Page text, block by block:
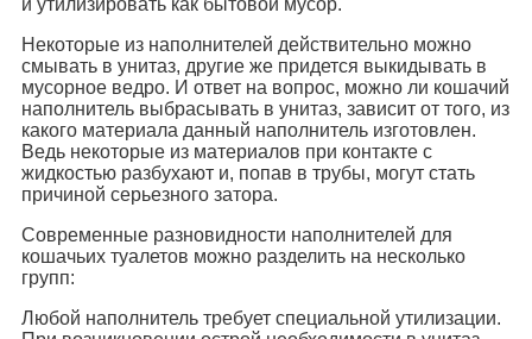
Некоторые из наполнителей действительно можно
смывать в унитаз, другие же придется выкидывать в
мусорное ведро. И ответ на вопрос, можно ли кошачий
наполнитель выбрасывать в унитаз, зависит от того, из
какого материала данный наполнитель изготовлен.
Ведь некоторые из материалов при контакте с
жидкостью разбухают и, попав в трубы, могут стать
причиной серьезного затора.
Современные разновидности наполнителей для
кошачьих туалетов можно разделить на несколько
групп:
Любой наполнитель требует специальной утилизации.